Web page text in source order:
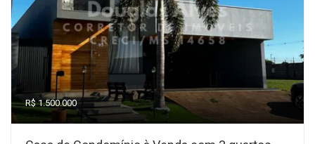
R$ 1.500.000